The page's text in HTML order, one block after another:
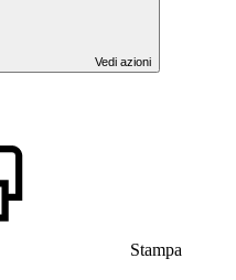
Vedi azioni
Stampa